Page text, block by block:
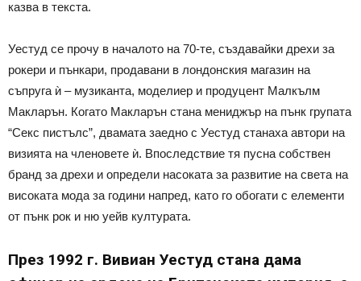
казва в текста.
Уестуд се прочу в началото на 70-те, създавайки дрехи за
рокери и пънкари, продавани в лондонския магазин на
съпруга ѝ – музиканта, моделиер и продуцент Малкълм
Макларън. Когато Макларън стана мениджър на пънк групата
“Секс пистълс”, двамата заедно с Уестуд станаха автори на
визията на членовете ѝ. Впоследствие тя пусна собствен
бранд за дрехи и определи насоката за развитие на света на
високата мода за години напред, като го обогати с елементи
от пънк рок и ню уейв културата.
През 1992 г. Вивиан Уестуд стана дама